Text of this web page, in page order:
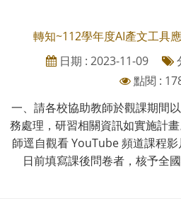
轉知~112學年度AI產文工具
日期 : 2023-11-09
點閱 :
一、請各校協助教師於觀課期間
務處理，研習相關資訊如實施計
師逕自觀看 YouTube 頻道課程
日前填寫課後問卷者，核予全